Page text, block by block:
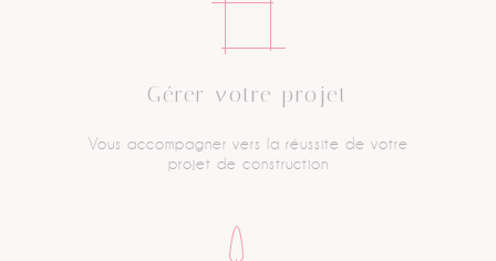
Gérer votre projet
Vous accompagner vers la réussite de votre
projet de construction